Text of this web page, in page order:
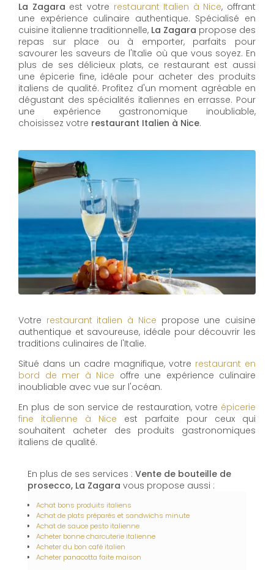
La Zagara est votre restaurant Italien à Nice, offrant
une expérience culinaire authentique. Spécialisé en
cuisine italienne traditionnelle, La Zagara propose des
repas sur place ou à emporter, parfaits pour
savourer les saveurs de l'Italie où que vous soyez. En
plus de ses délicieux plats, ce restaurant est aussi
une épicerie fine, idéale pour acheter des produits
italiens de qualité. Profitez d'un moment agréable en
dégustant des spécialités italiennes en errasse. Pour
une expérience gastronomique inoubliable,
choisissez votre restaurant Italien à Nice.
Votre restaurant italien à Nice propose une cuisine
authentique et savoureuse, idéale pour découvrir les
traditions culinaires de l'Italie.
Situé dans un cadre magnifique, votre restaurant en
bord de mer à Nice offre une expérience culinaire
inoubliable avec vue sur l'océan.
En plus de son service de restauration, votre épicerie
fine italienne à Nice est parfaite pour ceux qui
souhaitent acheter des produits gastronomiques
italiens de qualité.
En plus de ses services : Vente de bouteille de
prosecco, La Zagara vous propose aussi :
Achat bons produits italiens
Achat de plats préparés et sandwichs minute
Achat de sauce pesto italienne
Acheter bonne charcuterie italienne
Acheter du bon café italien
Acheter panacotta faite maison